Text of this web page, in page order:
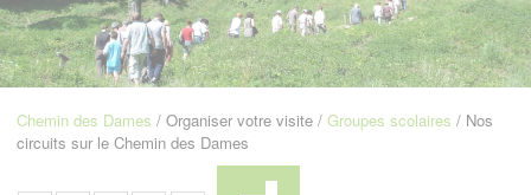
Navigation
Fil
Chemin des Dames Organiser votre visite Groupes scolaires Nos
circuits sur le Chemin des Dames